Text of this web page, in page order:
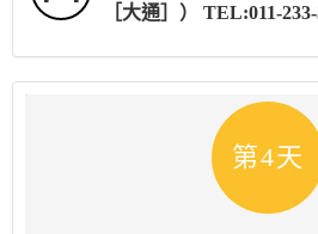
［大通］） TEL:011-233-
第4天